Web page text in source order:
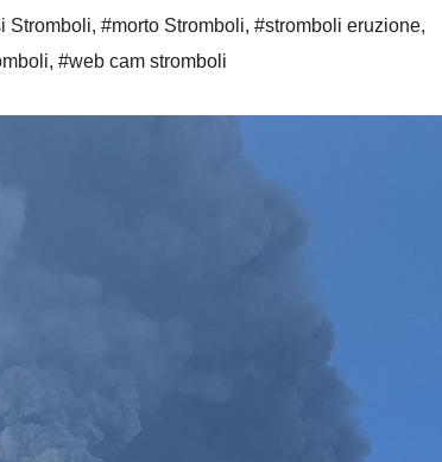
Stromboli, #morto Stromboli, #stromboli eruzione,
, #web cam stromboli